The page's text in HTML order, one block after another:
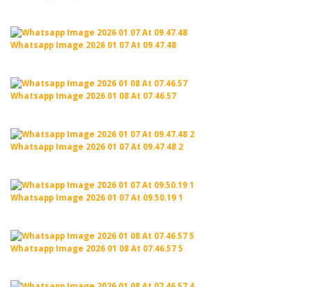
Whatsapp Image 2026 01 07 At 09.47.48
Whatsapp Image 2026 01 08 At 07.46.57
Whatsapp Image 2026 01 07 At 09.47.48 2
Whatsapp Image 2026 01 07 At 09.50.19 1
Whatsapp Image 2026 01 08 At 07.46.57 5